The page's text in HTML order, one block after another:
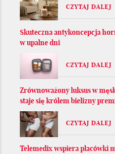
CZYTAJ DALEJ
Skuteczna antykoncepcja
w upalne dni
CZYTAJ DALEJ
Zrównoważony luksus w
staje się królem bielizny
CZYTAJ DALEJ
Telemedix wspiera placówki